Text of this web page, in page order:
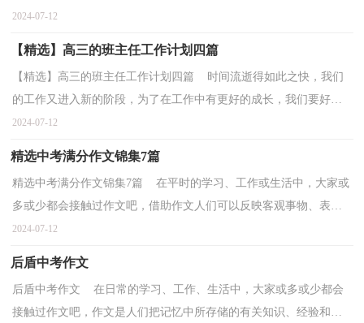
吧。你所接触过的计划都是什么样子的呢？以下是小编为大...
2024-07-12
【精选】高三的班主任工作计划四篇
【精选】高三的班主任工作计划四篇 时间流逝得如此之快，我们
的工作又进入新的阶段，为了在工作中有更好的成长，我们要好好
计划今后的工作方法。估计许多人是想得很多，但不会写...
2024-07-12
精选中考满分作文锦集7篇
精选中考满分作文锦集7篇 在平时的学习、工作或生活中，大家或
多或少都会接触过作文吧，借助作文人们可以反映客观事物、表达
思想感情、传递知识信息。相信写作文是一个让许...
2024-07-12
后盾中考作文
后盾中考作文 在日常的学习、工作、生活中，大家或多或少都会
接触过作文吧，作文是人们把记忆中所存储的有关知识、经验和思